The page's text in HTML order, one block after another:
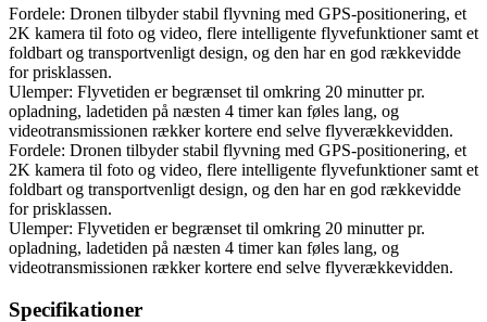
Fordele: Dronen tilbyder stabil flyvning med GPS-positionering, et
2K kamera til foto og video, flere intelligente flyvefunktioner samt et
foldbart og transportvenligt design, og den har en god rækkevidde
for prisklassen.
Ulemper: Flyvetiden er begrænset til omkring 20 minutter pr.
opladning, ladetiden på næsten 4 timer kan føles lang, og
videotransmissionen rækker kortere end selve flyverækkevidden.
Fordele: Dronen tilbyder stabil flyvning med GPS-positionering, et
2K kamera til foto og video, flere intelligente flyvefunktioner samt et
foldbart og transportvenligt design, og den har en god rækkevidde
for prisklassen.
Ulemper: Flyvetiden er begrænset til omkring 20 minutter pr.
opladning, ladetiden på næsten 4 timer kan føles lang, og
videotransmissionen rækker kortere end selve flyverækkevidden.
Specifikationer